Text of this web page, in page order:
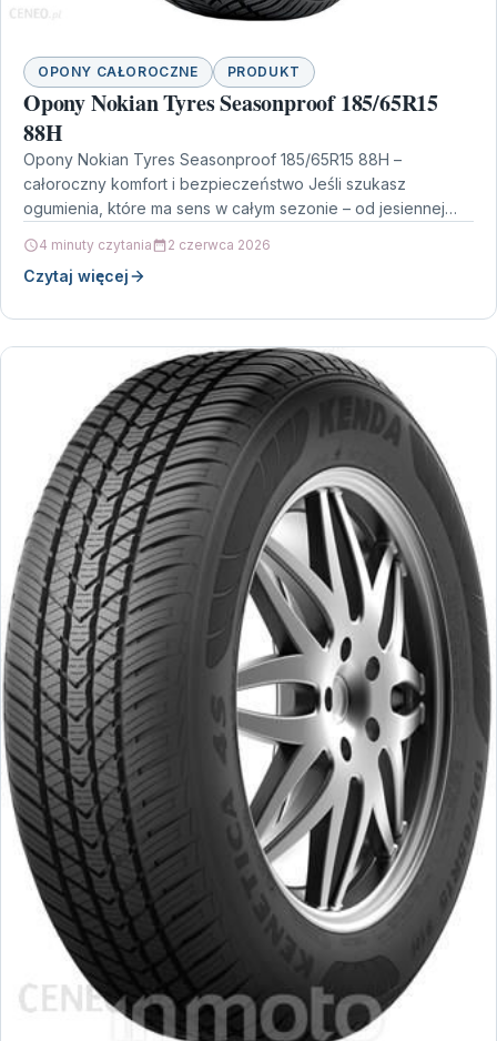
OPONY CAŁOROCZNE PRODUKT
Opony Nokian Tyres Seasonproof 185/65R15
88H
Opony Nokian Tyres Seasonproof 185/65R15 88H –
całoroczny komfort i bezpieczeństwo Jeśli szukasz
ogumienia, które ma sens w całym sezonie – od jesiennej
4 minuty czytania 2 czerwca 2026
Czytaj więcej